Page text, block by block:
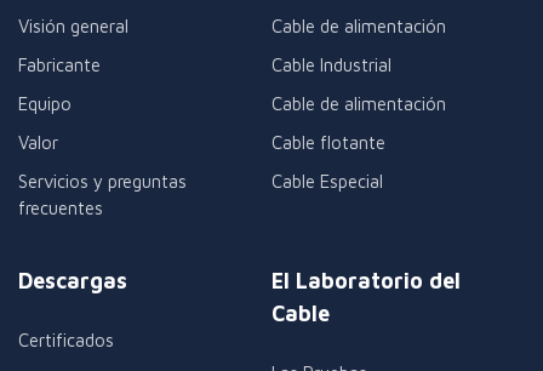
Visión general
Fabricante
Equipo
Valor
Servicios y preguntas
frecuentes
Cable de alimentación
Cable Industrial
Cable de alimentación
Cable flotante
Cable Especial
Descargas
Certificados
El Laboratorio del
Cable